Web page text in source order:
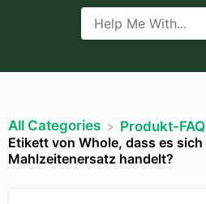
All Categories ​Produkt-
Etikett von Whole, dass es sich
Mahlzeitenersatz handelt?